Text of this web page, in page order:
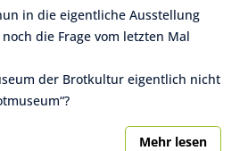
in die eigentliche Ausstellung
die Frage vom letzten Mal
der Brotkultur eigentlich nicht
Mehr lesen